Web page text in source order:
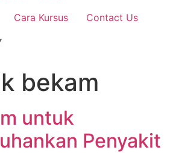
Cara Kursus
Contact Us
bekam
untuk
Penyakit